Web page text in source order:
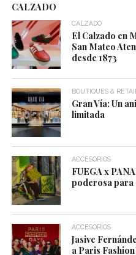
CALZADO
CALZADO
El Calzado en
San Mateo
desde 1873
BOUTIQUES & RETAIL
Gran Vía: Un
limitada
ACCESORIOS
FUEGA x
poderosa para
ACCESORIOS
Jasive
a Paris